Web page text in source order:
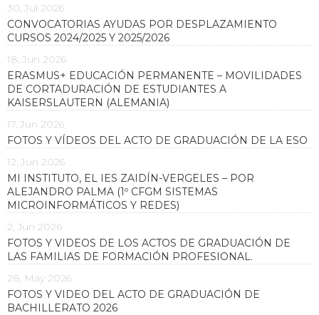
30, Jul 2026
CONVOCATORIAS AYUDAS POR DESPLAZAMIENTO
CURSOS 2024/2025 Y 2025/2026
18, Jun 2026
ERASMUS+ EDUCACIÓN PERMANENTE – MOVILIDADES
DE CORTADURACIÓN DE ESTUDIANTES A
KAISERSLAUTERN (ALEMANIA)
17, Jun 2026
FOTOS Y VÍDEOS DEL ACTO DE GRADUACIÓN DE LA ESO
12, Jun 2026
MI INSTITUTO, EL IES ZAIDÍN-VERGELES – POR
ALEJANDRO PALMA (1º CFGM SISTEMAS
MICROINFORMÁTICOS Y REDES)
2, Jun 2026
FOTOS Y VIDEOS DE LOS ACTOS DE GRADUACIÓN DE
LAS FAMILIAS DE FORMACIÓN PROFESIONAL.
28, May 2026
FOTOS Y VIDEO DEL ACTO DE GRADUACIÓN DE
BACHILLERATO 2026